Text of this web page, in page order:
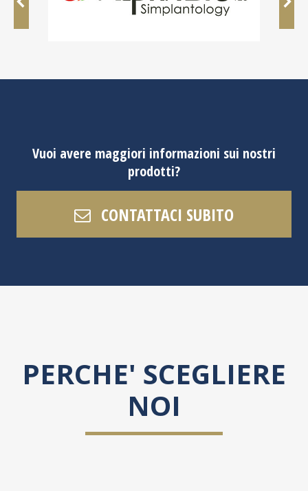
Vuoi avere maggiori informazioni sui nostri
prodotti?
CONTATTACI SUBITO
PERCHE' SCEGLIERE
NOI